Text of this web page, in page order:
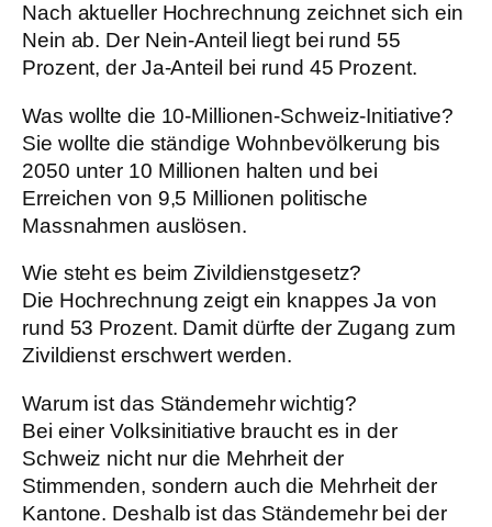
Nach aktueller Hochrechnung zeichnet sich ein
Nein ab. Der Nein-Anteil liegt bei rund 55
Prozent, der Ja-Anteil bei rund 45 Prozent.
Was wollte die 10-Millionen-Schweiz-Initiative?
Sie wollte die ständige Wohnbevölkerung bis
2050 unter 10 Millionen halten und bei
Erreichen von 9,5 Millionen politische
Massnahmen auslösen.
Wie steht es beim Zivildienstgesetz?
Die Hochrechnung zeigt ein knappes Ja von
rund 53 Prozent. Damit dürfte der Zugang zum
Zivildienst erschwert werden.
Warum ist das Ständemehr wichtig?
Bei einer Volksinitiative braucht es in der
Schweiz nicht nur die Mehrheit der
Stimmenden, sondern auch die Mehrheit der
Kantone. Deshalb ist das Ständemehr bei der